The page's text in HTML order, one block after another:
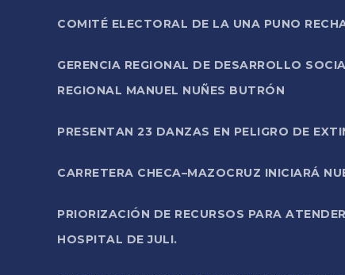
COMITÉ ELECTORAL DE LA UNA PUNO
GERENCIA REGIONAL DE DESARROLLO
REGIONAL MANUEL NUÑES BUTRÓN
PRESENTAN 23 DANZAS EN PELIGRO DE
CARRETERA CHECA–MAZOCRUZ INICIARÁ
PRIORIZACIÓN DE RECURSOS PARA
HOSPITAL DE JULI.